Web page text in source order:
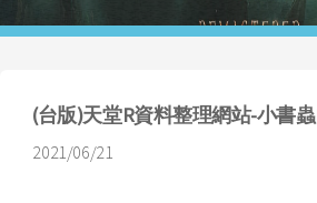
(台版)天堂R資料整理網站-小書
2021/06/21